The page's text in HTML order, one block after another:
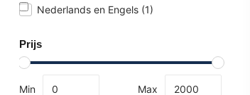
Nederlands en Engels (1)
Prijs
Min Max